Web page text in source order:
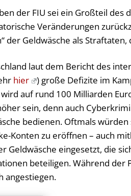
der FIU sei ein Großteil des
Veränderungen
der Geldwäsche als
laut dem Bericht des
hier
) große Defizite im
auf rund 100 Milliarden
sein, denn auch
bedienen. Oftmals
Konten zu eröffnen – auch
Geldwäsche eingesetzt, die
beteiligen. Während der
angestiegen.